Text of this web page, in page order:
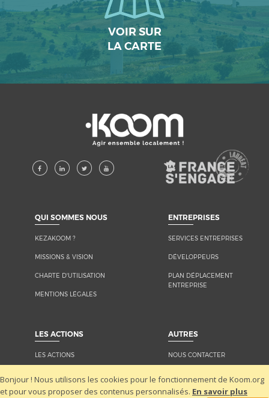
Bonjour ! Nous utilisons les cookies pour le fonctionnement de Koom.org
et pour vous proposer des contenus personnalisés. En savoir plus
VOIR SUR
LA CARTE
KEZAKOOM ?
MISSIONS & VISION
CHARTE D'UTILISATION
MENTIONS LÉGALES
SERVICES ENTREPRISES
DÉVELOPPEURS
PLAN DÉPLACEMENT
ENTREPRISE
LES ACTIONS
INTÉGRER UNE ACTION SUR
NOUS CONTACTER
RECRUTEMENTS